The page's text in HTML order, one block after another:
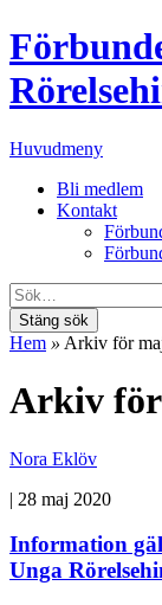
Huvudmeny
Bli medlem
Kontakt
Stäng sök
Hem » Arkiv för
Arkiv för
Nora Eklöv
| 28 maj 2020
Information
Unga